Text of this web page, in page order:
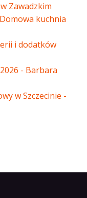
Zawadzkim
kuchnia
i dodatków
- Barbara
w Szczecinie -